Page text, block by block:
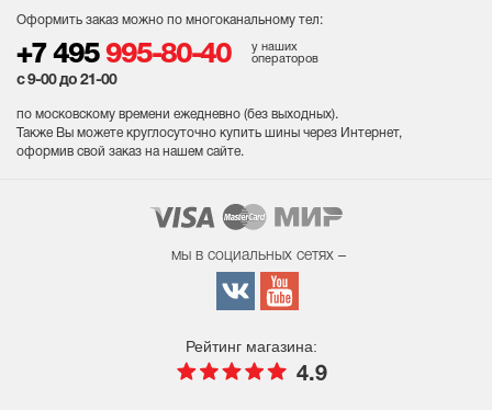
Оформить заказ можно по многоканальному тел:
+7 495 995-80-40
у наших
операторов
с 9-00 до 21-00
по московскому времени ежедневно (без выходных).
Также Вы можете круглосуточно купить шины через Интернет,
оформив свой заказ на нашем сайте.
мы в социальных сетях –
Рейтинг магазина:
4.9